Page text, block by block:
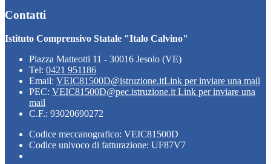
Contatti
Istituto Comprensivo Statale "Italo Calvino"
Piazza Matteotti 11 - 30016 Jesolo (VE)
Tel: 0421 951186
Email: VEIC81500D@istruzione.itLink per inviare una mail
PEC: VEIC81500D@pec.istruzione.it Link per inviare una
mail
C.F.: 93020690272
Codice meccanografico: VEIC81500D
Codice univoco di fatturazione: UF87V7